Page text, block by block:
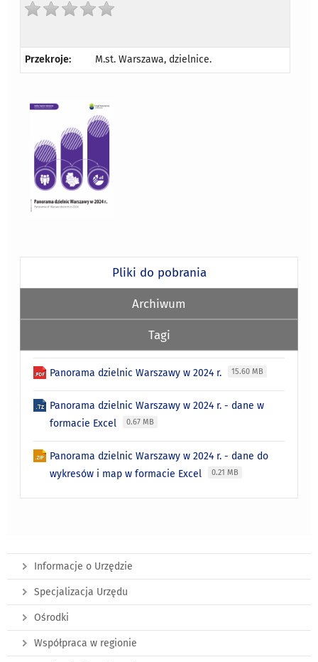
Przekroje: M.st. Warszawa, dzielnice.
Pliki do pobrania
Archiwum
Tagi
Panorama dzielnic Warszawy w 2024 r. 15.60 MB
Panorama dzielnic Warszawy w 2024 r. - dane w
formacie Excel
0.67 MB
Panorama dzielnic Warszawy w 2024 r. - dane do
wykresów i map w formacie Excel
0.21 MB
Informacje o Urzędzie
Specjalizacja Urzędu
Ośrodki
Współpraca w regionie